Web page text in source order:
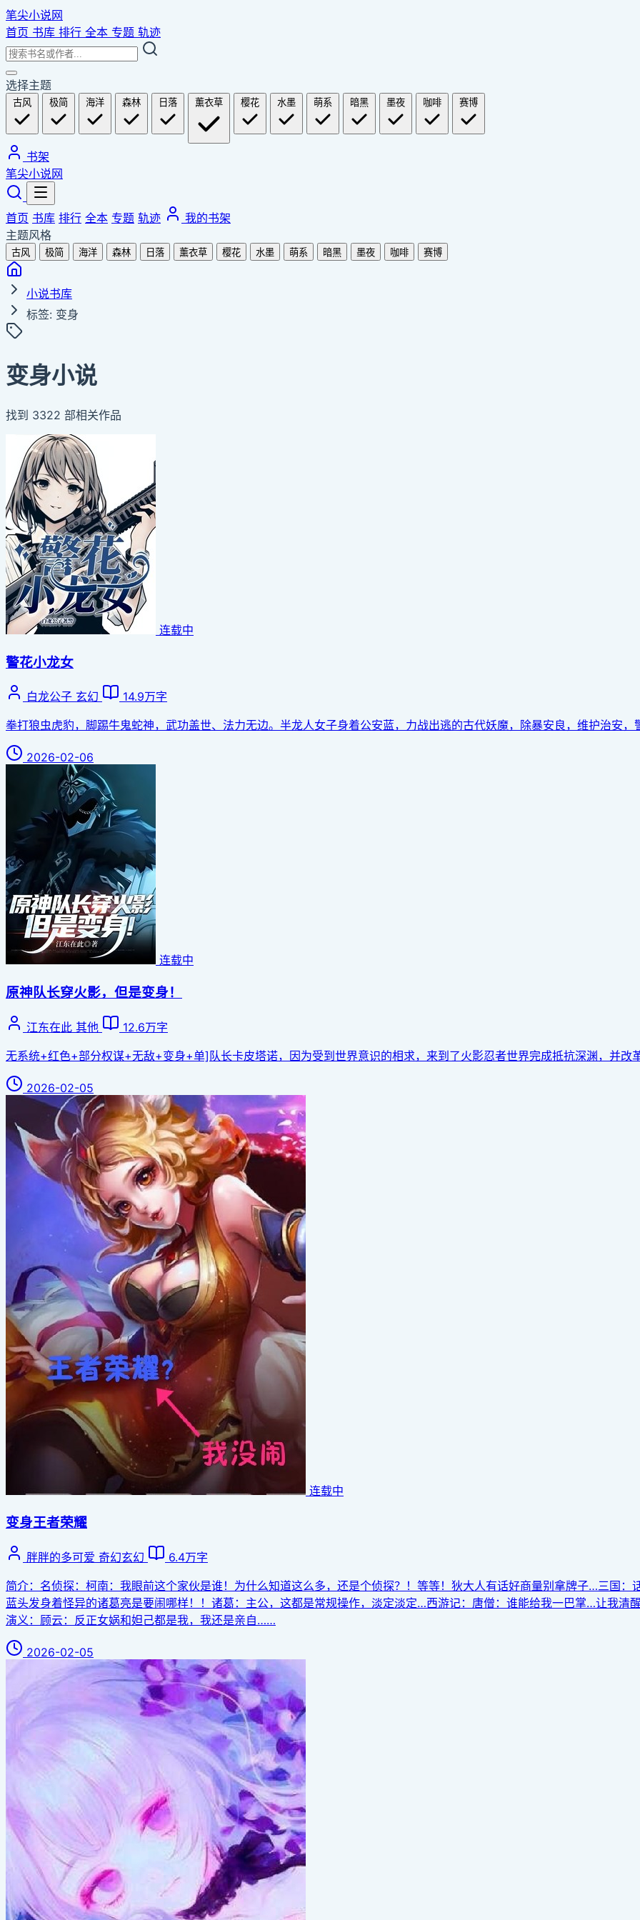
笔尖小说网
首页 书库 排行 全本 专题 轨迹
选择主题
古风 极简 海洋 森林 日落 薰衣草 樱花 水墨 萌系 暗黑 墨夜 咖啡 赛博
书架
笔尖小说网
首页 书库 排行 全本 专题 轨迹
我的书架
主题风格
古风 极简 海洋 森林 日落 薰衣草 樱花 水墨 萌系 暗黑 墨夜 咖啡 赛博
小说书库
标签: 变身
变身小说
找到 3322 部相关作品
连载中
警花小龙女
白龙公子 玄幻
14.9万字
拳打狼虫虎豹，脚踢牛鬼蛇神，武功盖世、法力无边。半龙人女子身着公安蓝，力战出逃的古代妖魔，除暴安良，维护治安，
2026-02-06
连载中
原神队长穿火影，但是变身！
江东在此 其他
12.6万字
无系统+红色+部分权谋+无敌+变身+单]队长卡皮塔诺，因为受到世界意识的相求，来到了火影忍者世界完成抵抗深渊，并改
2026-02-05
连载中
变身王者荣耀
胖胖的多可爱 奇幻玄幻
6.4万字
简介：名侦探：柯南：我眼前这个家伙是谁！为什么知道这么多，还是个侦探？！等等！狄大人有话好商量别拿牌子…三国
蓝头发身着怪异的诸葛亮是要闹哪样！！诸葛：主公，这都是常规操作，淡定淡定…西游记：唐僧：谁能给我一巴掌…让我
演义：顾云：反正女娲和妲己都是我，我还是亲自……
2026-02-05